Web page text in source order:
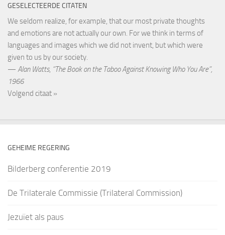
GESELECTEERDE CITATEN
We seldom realize, for example, that our most private thoughts
and emotions are not actually our own. For we think in terms of
languages and images which we did not invent, but which were
given to us by our society.
— Alan Watts, “The Book on the Taboo Against Knowing Who You Are”,
1966
Volgend citaat »
GEHEIME REGERING
Bilderberg conferentie 2019
De Trilaterale Commissie (Trilateral Commission)
Jezuïet als paus